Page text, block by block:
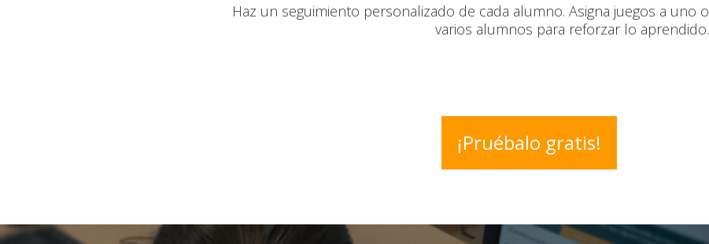
Haz un seguimiento personalizado de cada alumno. Asigna juegos a uno o
varios alumnos para reforzar lo aprendido.
¡Pruébalo gratis!